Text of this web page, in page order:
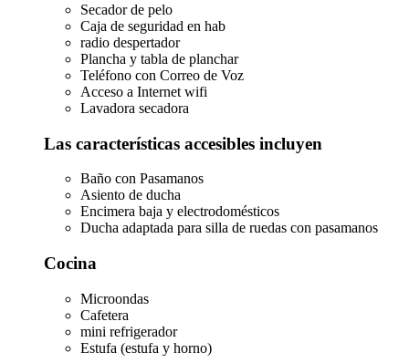
Secador de pelo
Caja de seguridad en hab
radio despertador
Plancha y tabla de planchar
Teléfono con Correo de Voz
Acceso a Internet wifi
Lavadora secadora
Las características accesibles incluyen
Baño con Pasamanos
Asiento de ducha
Encimera baja y electrodomésticos
Ducha adaptada para silla de ruedas con pasamanos
Cocina
Microondas
Cafetera
mini refrigerador
Estufa (estufa y horno)